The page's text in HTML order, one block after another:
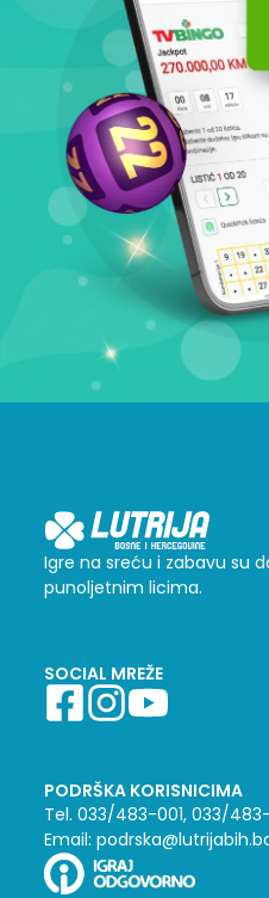
Igre na sreću i zabavu su
punoljetnim licima.
SOCIAL MREŽE
PODRŠKA KORISNICIMA
Tel. 033/483-001, 033/
Email: